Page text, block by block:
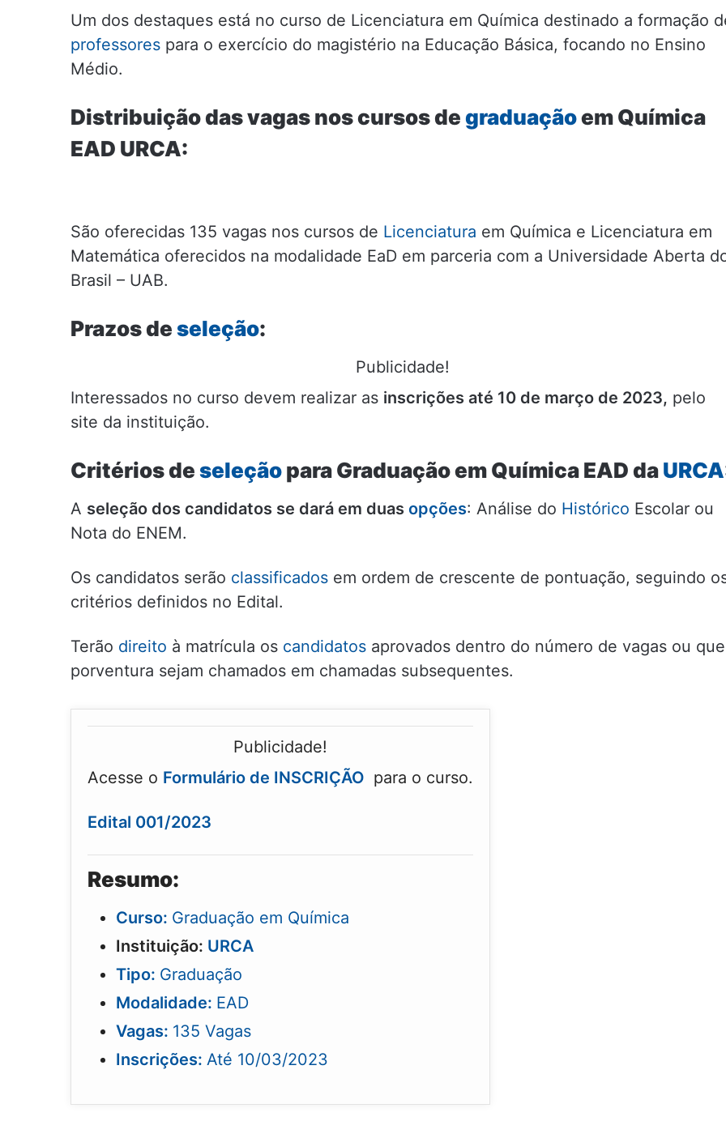
Um dos destaques está no curso de Licenciatura em Química destinado a formação
professores para o exercício do magistério na Educação Básica, focando no Ensino
Médio.
Distribuição das vagas nos cursos degraduaçãoem Química
EAD URCA:
São oferecidas 135 vagas nos cursos de Licenciatura em Química e Licenciatura em
Matemática oferecidos na modalidade EaD em parceria com a Universidade Aberta
Brasil – UAB.
Prazos deseleção:
Publicidade!
Interessados no curso devem realizar as inscrições até 10 de março de 2023, pelo
site da instituição.
Critérios deseleçãopara Graduação em Química EAD daURCA
A seleção dos candidatos se dará em duas opções: Análise do Histórico Escolar ou
Nota do ENEM.
Os candidatos serão classificados em ordem de crescente de pontuação, seguindo
critérios definidos no Edital.
Terão direito à matrícula os candidatos aprovados dentro do número de vagas ou que
porventura sejam chamados em chamadas subsequentes.
Publicidade!
Acesse o Formulário de INSCRIÇÃO para o curso.
Edital 001/2023
Resumo:
Curso: Graduação em Química
Instituição: URCA
Tipo: Graduação
Modalidade: EAD
Vagas: 135 Vagas
Inscrições: Até 10/03/2023